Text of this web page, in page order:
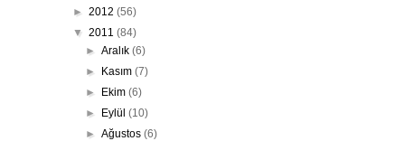
► 2012 (56)
▼ 2011 (84)
►Aralık(6)
► Kasım(7)
► Ekim(6)
► Eylül(10)
►Ağustos(6)